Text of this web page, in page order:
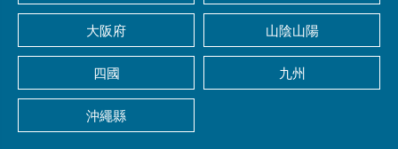
大阪府 山陰山陽
四國 九州
沖繩縣